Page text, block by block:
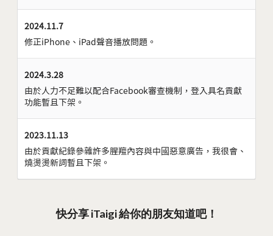
2024.11.7
修正iPhone、iPad聲音播放問題。
2024.3.28
由於人力不足難以配合Facebook審查機制，登入具名貢獻
功能暫且下架。
2023.11.13
由於貢獻紀錄參雜許多腥羶內容與中國惡意廣告，我很會、
燒燙燙新詞暫且下架。
快分享 iTaigi 給你的朋友知道吧！